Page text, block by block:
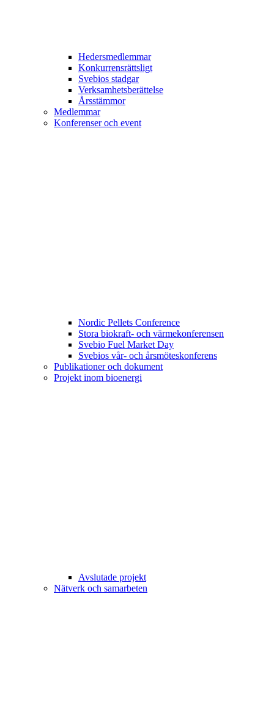
Hedersmedlemmar
Konkurrensrättsligt
Svebios stadgar
Verksamhetsberättelse
Årsstämmor
Medlemmar
Konferenser och event
Nordic Pellets Conference
Stora biokraft- och värmekonferensen
Svebio Fuel Market Day
Svebios vår- och årsmöteskonferens
Publikationer och dokument
Projekt inom bioenergi
Avslutade projekt
Nätverk och samarbeten